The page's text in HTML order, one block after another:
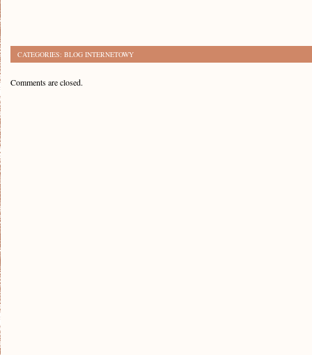
CATEGORIES: BLOG INTERNETOWY
Comments are closed.